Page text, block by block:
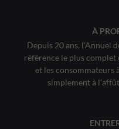
À
Depuis 20 ans, l’Annuel
référence le plus complet
et les consommateurs
simplement à